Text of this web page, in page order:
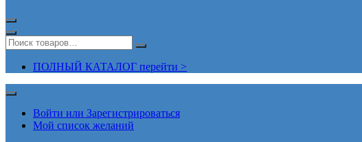
ПОЛНЫЙ КАТАЛОГ перейти >
Войти или Зарегистрироваться
Мой список желаний